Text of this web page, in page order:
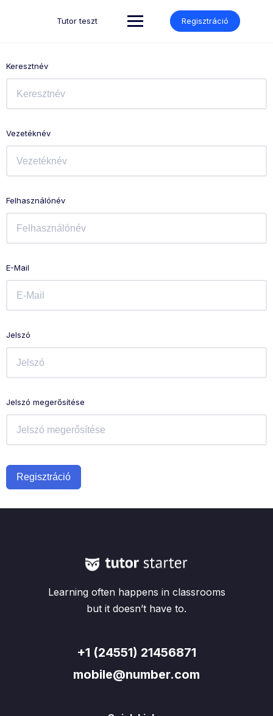
Tutor teszt Regisztráció
Keresztnév
Vezetéknév
Felhasználónév
E-Mail
Jelszó
Jelszó megerősítése
Regisztráció
Learning often happens in classrooms
but it doesn’t have to.
+1 (24551) 21456871
mobile@number.com